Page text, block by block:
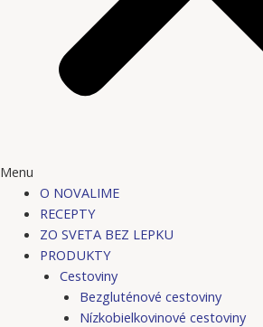
Menu
O NOVALIME
RECEPTY
ZO SVETA BEZ LEPKU
PRODUKTY
Cestoviny
Bezgluténové cestoviny
Nízkobielkovinové cestoviny